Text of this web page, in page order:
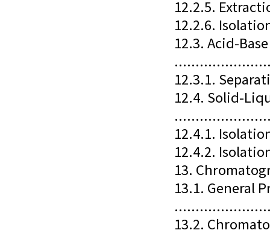
12.2.5.
12.2.6.
12.3. Acid-
12.3.1.
12.4. Solid-
12.4.1.
12.4.2.
13.
13.1. General
13.2.